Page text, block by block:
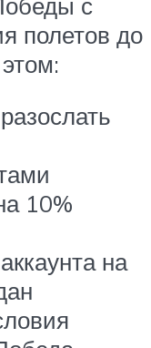
полетов до
10%
на